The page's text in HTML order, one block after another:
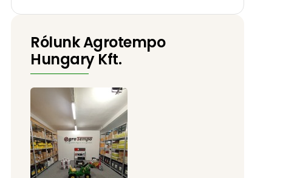
Rólunk Agrotempo
Hungary Kft.